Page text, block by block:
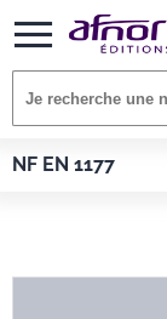
NF EN 1177
Afnor EDITIONS